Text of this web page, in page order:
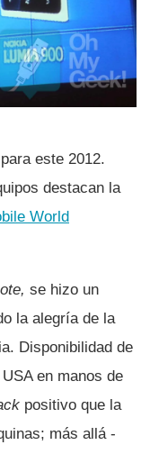
este 2012.
destacan la
World
se hizo un
la alegrí­a de la
Disponibilidad de
en manos de
positivo que la
más allá -